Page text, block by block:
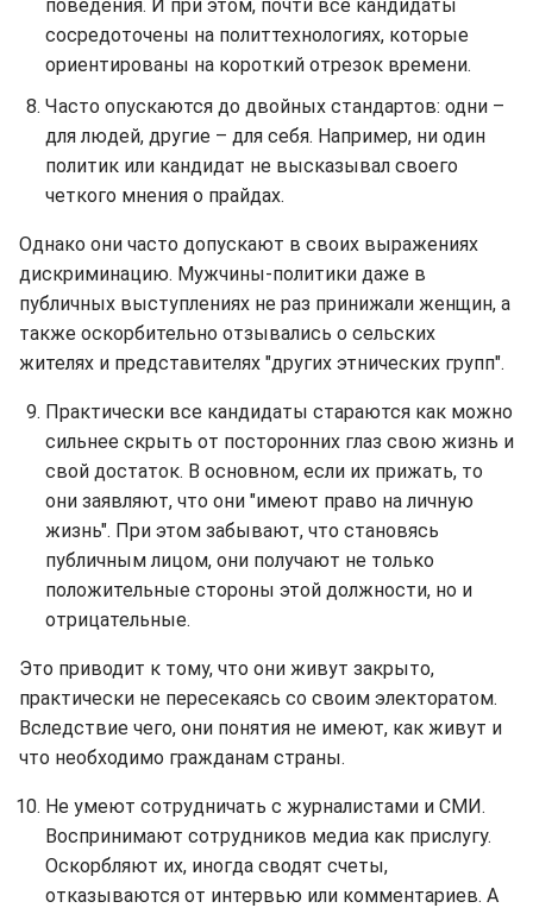
поведения. И при этом, почти все кандидаты
сосредоточены на политтехнологиях, которые
ориентированы на короткий отрезок времени.
Часто опускаются до двойных стандартов: одни –
для людей, другие – для себя. Например, ни один
политик или кандидат не высказывал своего
четкого мнения о прайдах.
Однако они часто допускают в своих выражениях
дискриминацию. Мужчины-политики даже в
публичных выступлениях не раз принижали женщин, а
также оскорбительно отзывались о сельских
жителях и представителях "других этнических групп".
Практически все кандидаты стараются как можно
сильнее скрыть от посторонних глаз свою жизнь и
свой достаток. В основном, если их прижать, то
они заявляют, что они "имеют право на личную
жизнь". При этом забывают, что становясь
публичным лицом, они получают не только
положительные стороны этой должности, но и
отрицательные.
Это приводит к тому, что они живут закрыто,
практически не пересекаясь со своим электоратом.
Вследствие чего, они понятия не имеют, как живут и
что необходимо гражданам страны.
Не умеют сотрудничать с журналистами и СМИ.
Воспринимают сотрудников медиа как прислугу.
Оскорбляют их, иногда сводят счеты,
отказываются от интервью или комментариев. А